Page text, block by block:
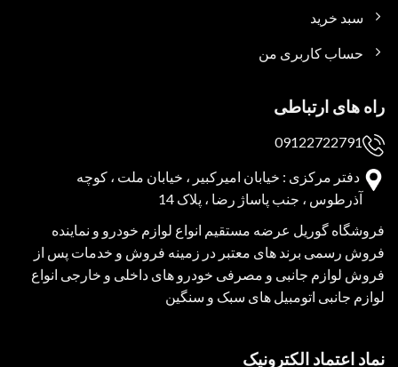
سبد خرید
حساب کاربری من
راه های ارتباطی
09122722791
دفتر مرکزی : خیابان امیرکبیر ، خیابان ملت ، کوچه
آذرطوس ، جنب پاساژ رضا ، پلاک 14
فروشگاه گوریل عرضه مستقیم انواع لوازم خودرو و نماینده
فروش رسمی برند های معتبر در زمینه فروش و خدمات پس از
فروش لوازم جانبی و مصرفی خودرو های داخلی و خارجی انواع
لوازم جانبی اتومبیل های سبک و سنگین
نماد اعتماد الکترونیک